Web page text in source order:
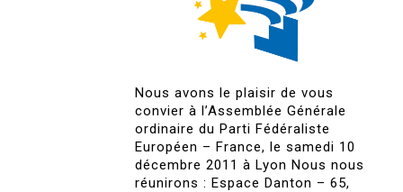
Nous avons le plaisir de vous
convier à l’Assemblée Générale
ordinaire du Parti Fédéraliste
Européen – France, le samedi 10
décembre 2011 à Lyon Nous nous
réunirons : Espace Danton – 65,